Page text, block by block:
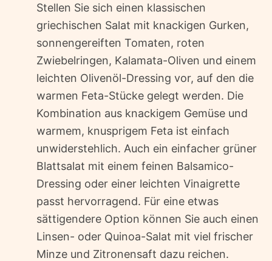
Stellen Sie sich einen klassischen
griechischen Salat mit knackigen Gurken,
sonnengereiften Tomaten, roten
Zwiebelringen, Kalamata-Oliven und einem
leichten Olivenöl-Dressing vor, auf den die
warmen Feta-Stücke gelegt werden. Die
Kombination aus knackigem Gemüse und
warmem, knusprigem Feta ist einfach
unwiderstehlich. Auch ein einfacher grüner
Blattsalat mit einem feinen Balsamico-
Dressing oder einer leichten Vinaigrette
passt hervorragend. Für eine etwas
sättigendere Option können Sie auch einen
Linsen- oder Quinoa-Salat mit viel frischer
Minze und Zitronensaft dazu reichen.